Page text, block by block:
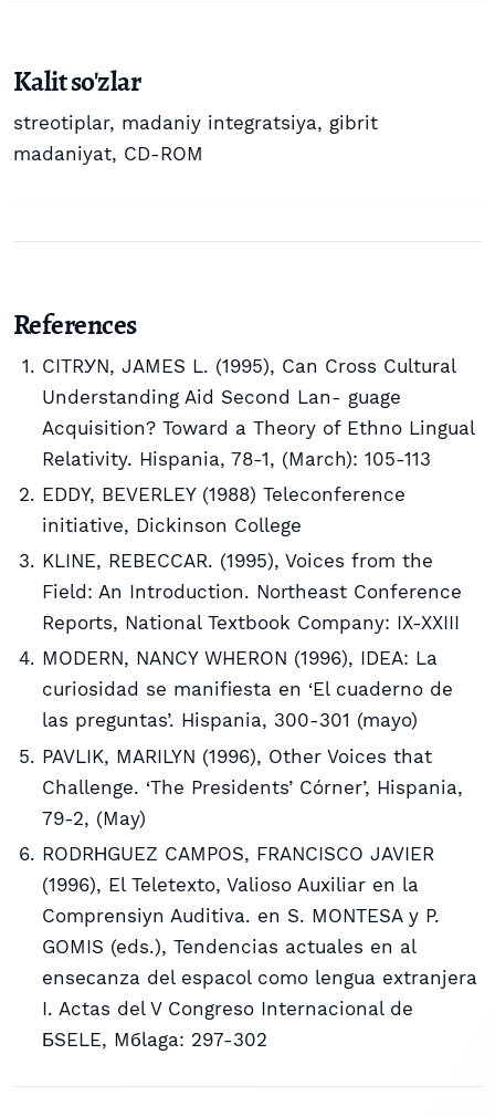
Kalit so'zlar
streotiplar, madaniy integratsiya, gibrit
madaniyat, CD-ROM
References
CITRУN, JAMES L. (1995), Can Cross Cultural
Understanding Aid Second Lan- guage
Acquisition? Toward a Theory of Ethno Lingual
Relativity. Hispania, 78-1, (March): 105-113
EDDY, BEVERLEY (1988) Teleconference
initiative, Dickinson College
KLINE, REBECCAR. (1995), Voices from the
Field: An Introduction. Northeast Conference
Reports, National Textbook Company: IX-XXIII
MODERN, NANCY WHERON (1996), IDEA: La
curiosidad se manifiesta en ‘El cuaderno de
las preguntas’. Hispania, 300-301 (mayo)
PAVLIK, MARILYN (1996), Other Voices that
Challenge. ‘The Presidents’ Córner’, Hispania,
79-2, (May)
RODRНGUEZ CAMPOS, FRANCISCO JAVIER
(1996), El Teletexto, Valioso Auxiliar en la
Comprensiуn Auditiva. en S. MONTESA y P.
GOMIS (eds.), Tendencias actuales en al
enseсanza del espaсol como lengua extranjera
I. Actas del V Congreso Internacional de
БSELE, Mбlaga: 297-302